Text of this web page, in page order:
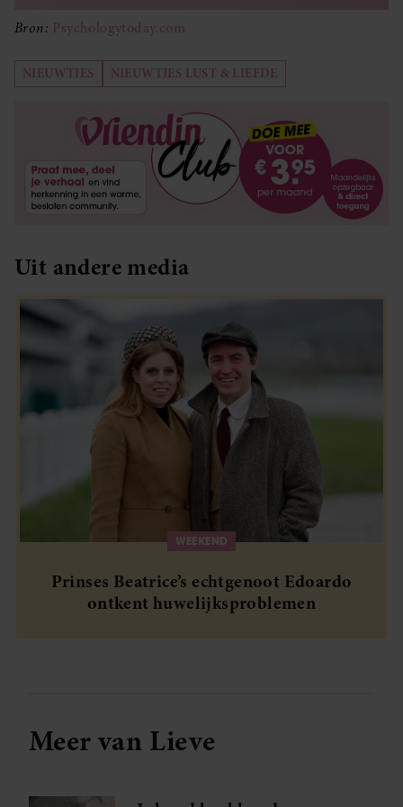
Bron: Psychologytoday.com
NIEUWTJES NIEUWTJES LUST & LIEFDE
Uit andere media
WEEKEND
Prinses Beatrice’s echtgenoot Edoardo
ontkent huwelijksproblemen
Meer van Lieve